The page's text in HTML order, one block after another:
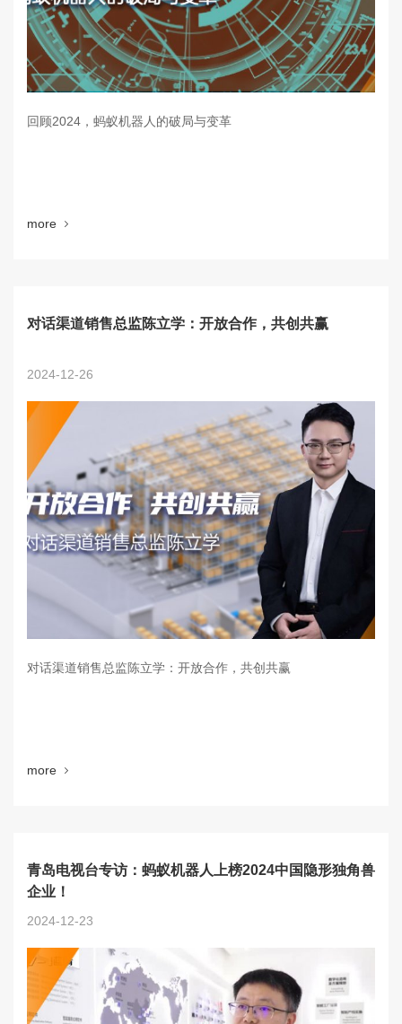
回顾2024，蚂蚁机器人的破局与变革
more
对话渠道销售总监陈立学：开放合作，共创共赢
2024-12-26
对话渠道销售总监陈立学：开放合作，共创共赢
more
青岛电视台专访：蚂蚁机器人上榜2024中国隐形独角兽
企业！
2024-12-23